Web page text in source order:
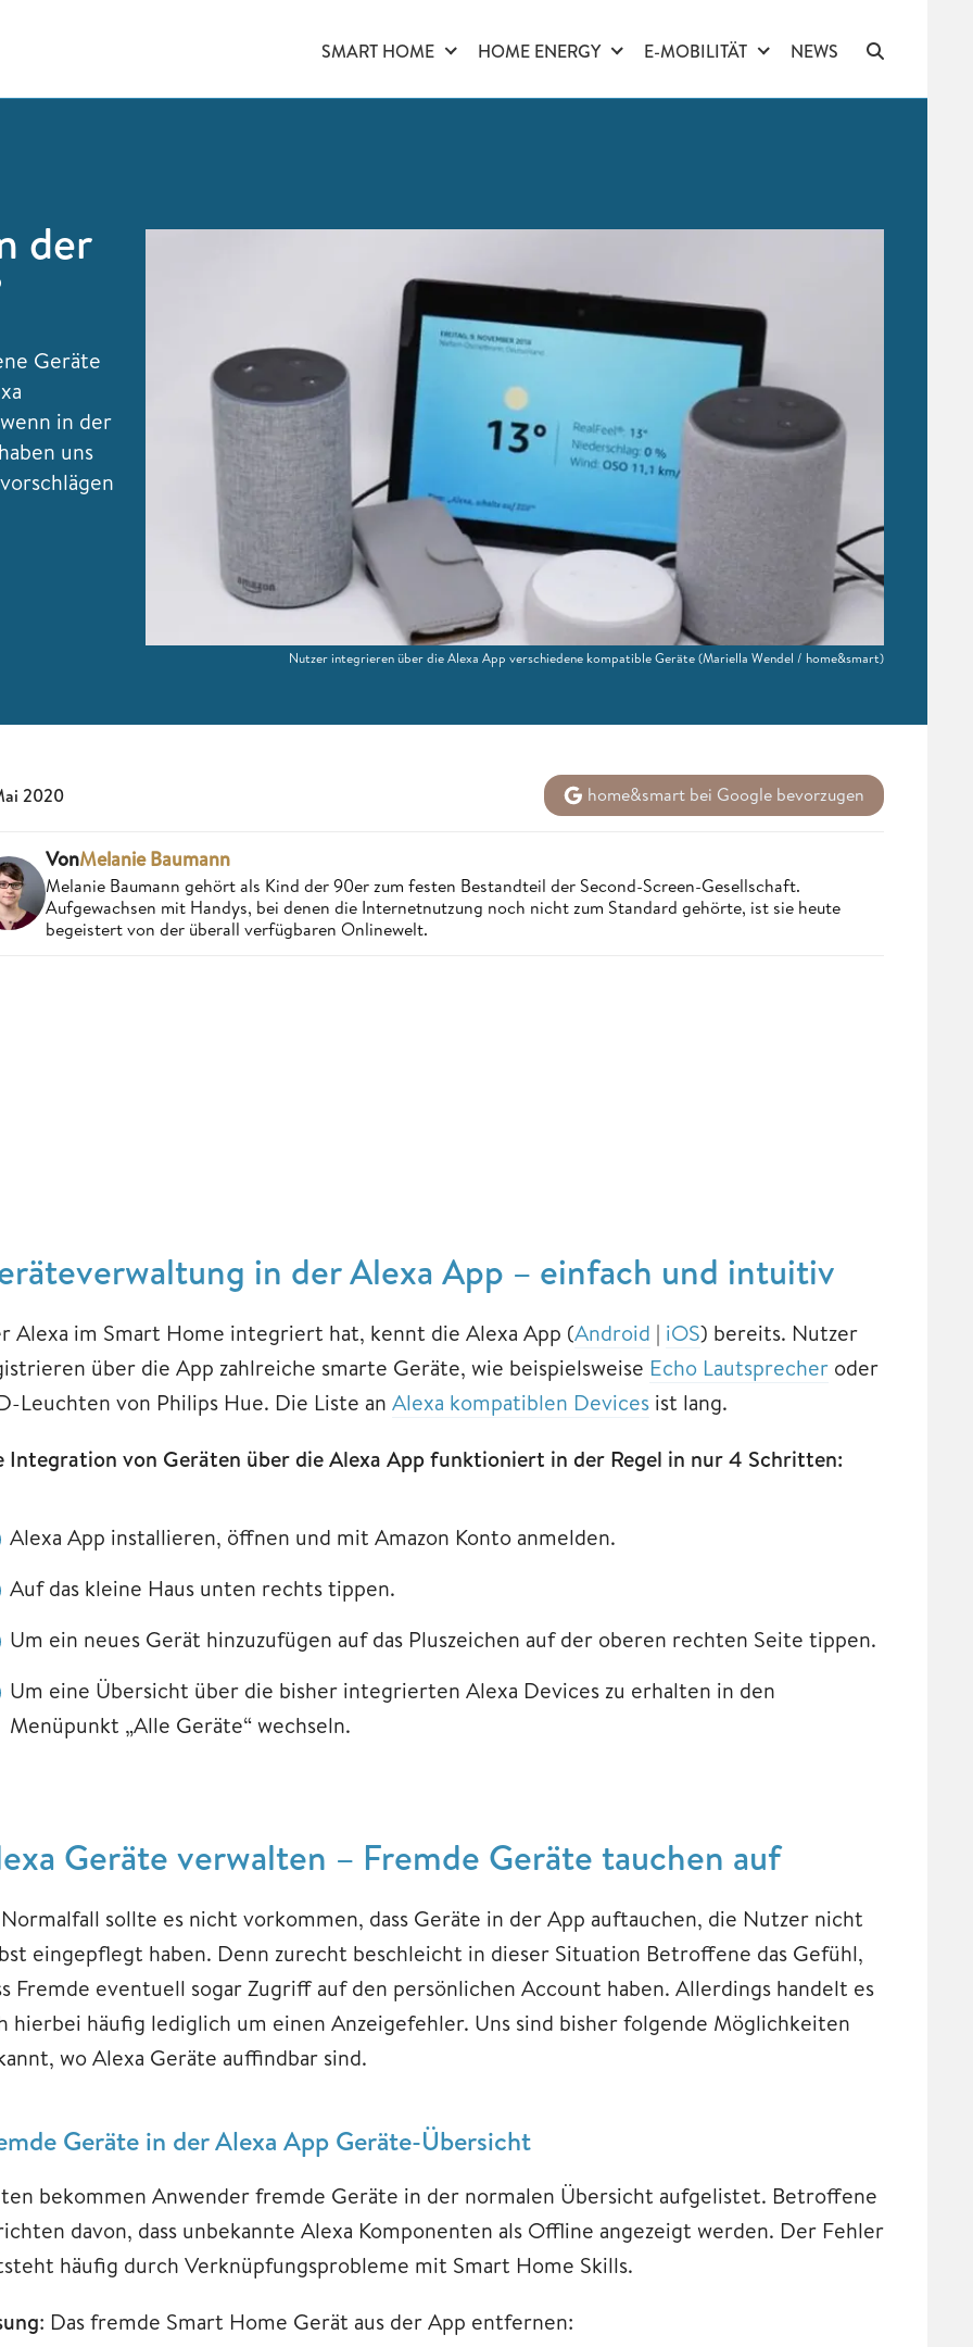
SMART HOME HOME ENERGY E-MOBILITÄT NEWS
der
Geräte
in der
uns
Nutzer integrieren über die Alexa App verschiedene kompatible Geräte(Mariella Wendel / home&smart)
2020 home&smart bei Google bevorzugen
VonMelanie Baumann
Melanie Baumann gehört als Kind der 90er zum festen Bestandteil der Second-Screen-Gesellschaft.
Aufgewachsen mit Handys, bei denen die Internetnutzung noch nicht zum Standard gehörte, ist sie heute
begeistert von der überall verfügbaren Onlinewelt.
in der Alexa App – einfach und intuitiv
Alexa im Smart Home integriert hat, kennt die Alexa App (Android | iOS) bereits. Nutzer
über die App zahlreiche smarte Geräte, wie beispielsweise Echo Lautsprecher oder
Leuchten von Philips Hue. Die Liste an Alexa kompatiblen Devices ist lang.
Integration von Geräten über die Alexa App funktioniert in der Regel in nur 4 Schritten:
Alexa App installieren, öffnen und mit Amazon Konto anmelden.
Auf das kleine Haus unten rechts tippen.
Um ein neues Gerät hinzuzufügen auf das Pluszeichen auf der oberen rechten Seite tippen.
Um eine Übersicht über die bisher integrierten Alexa Devices zu erhalten in den
Menüpunkt „Alle Geräte“ wechseln.
Geräte verwalten – Fremde Geräte tauchen auf
sollte es nicht vorkommen, dass Geräte in der App auftauchen, die Nutzer nicht
eingepflegt haben. Denn zurecht beschleicht in dieser Situation Betroffene das Gefühl,
Fremde eventuell sogar Zugriff auf den persönlichen Account haben. Allerdings handelt es
hierbei häufig lediglich um einen Anzeigefehler. Uns sind bisher folgende Möglichkeiten
wo Alexa Geräte auffindbar sind.
Geräte in der Alexa App Geräte-Übersicht
bekommen Anwender fremde Geräte in der normalen Übersicht aufgelistet. Betroffene
davon, dass unbekannte Alexa Komponenten als Offline angezeigt werden. Der Fehler
häufig durch Verknüpfungsprobleme mit Smart Home Skills.
: Das fremde Smart Home Gerät aus der App entfernen: